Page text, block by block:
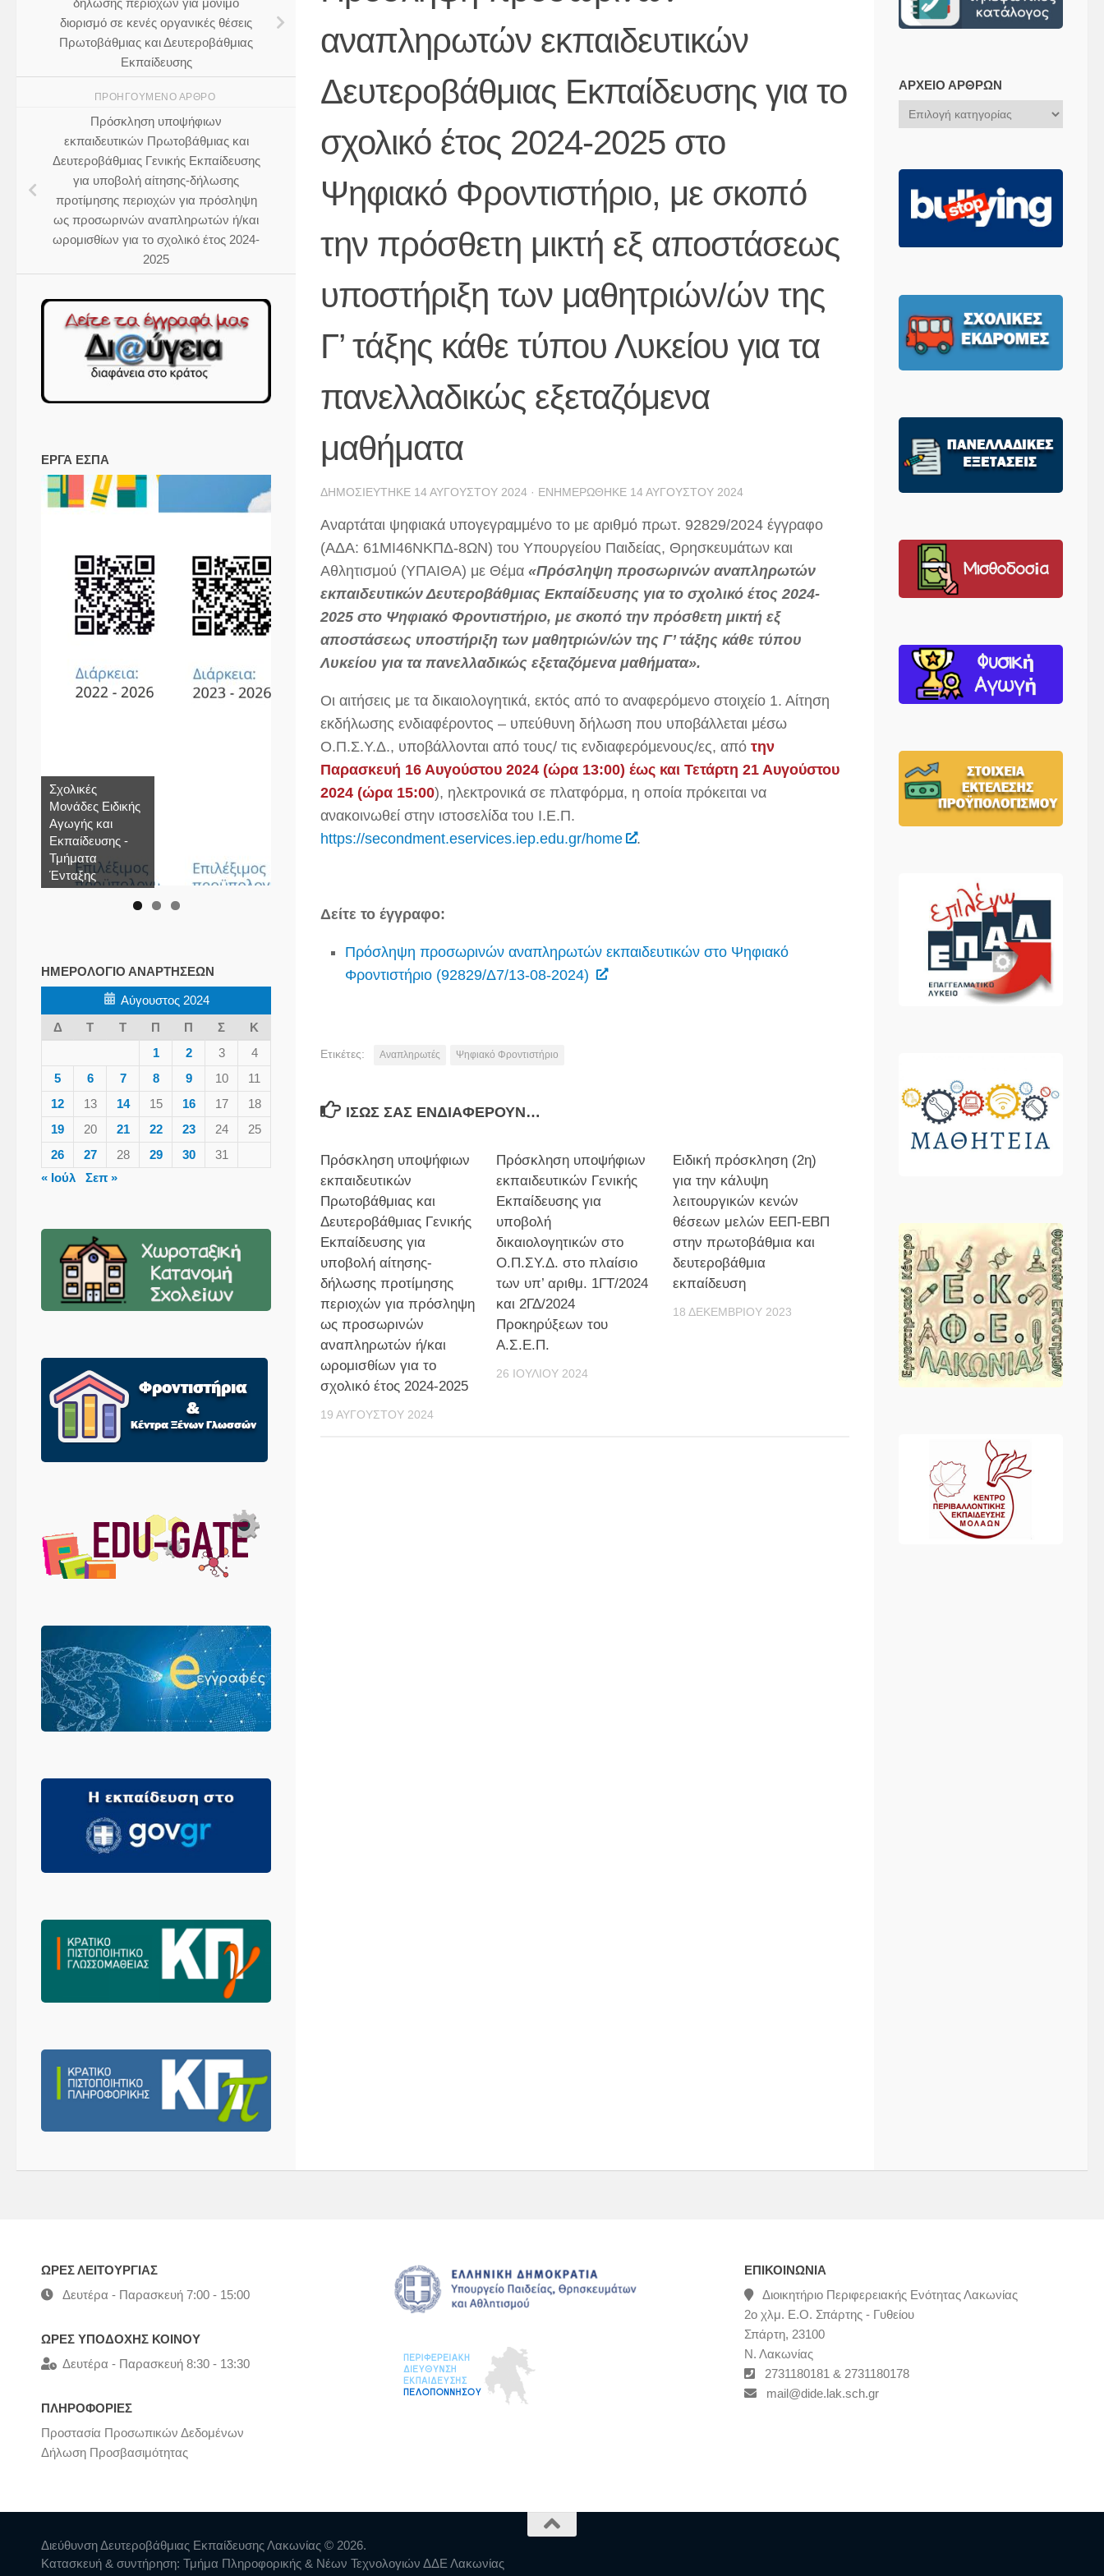
αναπληρωτών εκπαιδευτικών
Δευτεροβάθμιας Εκπαίδευσης για το
σχολικό έτος 2024-2025 στο
Ψηφιακό Φροντιστήριο, με σκοπό
την πρόσθετη μικτή εξ αποστάσεως
υποστήριξη των μαθητριών/ών της
Γ’ τάξης κάθε τύπου Λυκείου για τα
πανελλαδικώς εξεταζόμενα
μαθήματα
ΔΗΜΟΣΙΕΎΤΗΚΕ 14 ΑΥΓΟΎΣΤΟΥ 2024 · ΕΝΗΜΕΡΏΘΗΚΕ 14 ΑΥΓΟΎΣΤΟΥ 2024
Αναρτάται ψηφιακά υπογεγραμμένο το με αριθμό πρωτ. 92829/2024 έγγραφο
(ΑΔΑ: 61ΜΙ46ΝΚΠΔ-8ΩΝ) του Υπουργείου Παιδείας, Θρησκευμάτων και
Αθλητισμού (ΥΠΑΙΘΑ) με Θέμα «Πρόσληψη προσωρινών αναπληρωτών
εκπαιδευτικών Δευτεροβάθμιας Εκπαίδευσης για το σχολικό έτος 2024-
2025 στο Ψηφιακό Φροντιστήριο, με σκοπό την πρόσθετη μικτή εξ
αποστάσεως υποστήριξη των μαθητριών/ών της Γ’ τάξης κάθε τύπου
Λυκείου για τα πανελλαδικώς εξεταζόμενα μαθήματα».
Οι αιτήσεις με τα δικαιολογητικά, εκτός από το αναφερόμενο στοιχείο 1. Αίτηση
εκδήλωσης ενδιαφέροντος – υπεύθυνη δήλωση που υποβάλλεται μέσω
Ο.Π.Σ.Υ.Δ., υποβάλλονται από τους/ τις ενδιαφερόμενους/ες, από την
Παρασκευή 16 Αυγούστου 2024 (ώρα 13:00) έως και Τετάρτη 21 Αυγούστου
2024 (ώρα 15:00), ηλεκτρονικά σε πλατφόρμα, η οποία πρόκειται να
ανακοινωθεί στην ιστοσελίδα του Ι.Ε.Π.
https://secondment.eservices.iep.edu.gr/home
.
Δείτε το έγγραφο:
Πρόσληψη προσωρινών αναπληρωτών εκπαιδευτικών στο Ψηφιακό
Φροντιστήριο (92829/Δ7/13-08-2024)
Ετικέτες: Αναπληρωτές Ψηφιακό Φροντιστήριο
ΊΣΩΣ ΣΑΣ ΕΝΔΙΑΦΈΡΟΥΝ…
Πρόσκληση υποψήφιων
εκπαιδευτικών
Πρωτοβάθμιας και
Δευτεροβάθμιας Γενικής
Εκπαίδευσης για
υποβολή αίτησης-
δήλωσης προτίμησης
περιοχών για πρόσληψη
ως προσωρινών
αναπληρωτών ή/και
ωρομισθίων για το
σχολικό έτος 2024-2025
19 ΑΥΓΟΎΣΤΟΥ 2024
Πρόσκληση υποψήφιων
εκπαιδευτικών Γενικής
Εκπαίδευσης για
υποβολή
δικαιολογητικών στο
Ο.Π.ΣΥ.Δ. στο πλαίσιο
των υπ’ αριθμ. 1ΓΤ/2024
και 2ΓΔ/2024
Προκηρύξεων του
Α.Σ.Ε.Π.
26 ΙΟΥΛΊΟΥ 2024
Ειδική πρόσκληση (2η)
για την κάλυψη
λειτουργικών κενών
θέσεων μελών ΕΕΠ-ΕΒΠ
στην πρωτοβάθμια και
δευτεροβάθμια
εκπαίδευση
18 ΔΕΚΕΜΒΡΊΟΥ 2023
δήλωσης περιοχών για μόνιμο
διορισμό σε κενές οργανικές θέσεις
Πρωτοβάθμιας και Δευτεροβάθμιας
Εκπαίδευσης
ΠΡΟΗΓΟΎΜΕΝΟ ΆΡΘΡΟ
Πρόσκληση υποψήφιων
εκπαιδευτικών Πρωτοβάθμιας και
Δευτεροβάθμιας Γενικής Εκπαίδευσης
για υποβολή αίτησης-δήλωσης
προτίμησης περιοχών για πρόσληψη
ως προσωρινών αναπληρωτών ή/και
ωρομισθίων για το σχολικό έτος 2024-
2025
ΕΡΓΑ ΕΣΠΑ
Σχολικές
Μονάδες Ειδικής
Αγωγής και
Εκπαίδευσης -
Τμήματα
Ένταξης
ΗΜΕΡΟΛΌΓΙΟ ΑΝΑΡΤΉΣΕΩΝ
Αύγουστος 2024
Δ
Τ Τ Π Π Σ
Κ
1
2 3
4
5
6 7 8 9 10
11
12
13 14 15 16 17
18
19
20 21 22 23 24
25
26
27 28 29 30
31
« Ιούλ
Σεπ »
ΑΡΧΕΊΟ ΆΡΘΡΩΝ
Αρχείο
Άρθρων
ΩΡΕΣ ΛΕΙΤΟΥΡΓΙΑΣ
Δευτέρα - Παρασκευή 7:00 - 15:00
ΩΡΕΣ ΥΠΟΔΟΧΗΣ ΚΟΙΝΟΥ
Δευτέρα - Παρασκευή 8:30 - 13:30
ΠΛΗΡΟΦΟΡΙΕΣ
Προστασία Προσωπικών Δεδομένων
Δήλωση Προσβασιμότητας
ΕΠΙΚΟΙΝΩΝΊΑ
Διοικητήριο Περιφερειακής Ενότητας Λακωνίας
2ο χλμ. Ε.Ο. Σπάρτης - Γυθείου
Σπάρτη, 23100
Ν. Λακωνίας
2731180181 & 2731180178
mail@dide.lak.sch.gr
Διεύθυνση Δευτεροβάθμιας Εκπαίδευσης Λακωνίας © 2026.
Κατασκευή & συντήρηση: Τμήμα Πληροφορικής & Νέων Τεχνολογιών ΔΔΕ Λακωνίας